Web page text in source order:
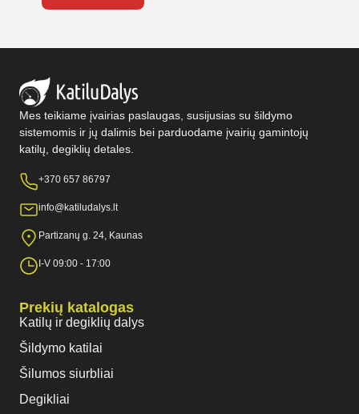
Mes teikiame įvairias paslaugas, susijusias su šildymo
sistemomis ir jų dalimis bei parduodame įvairių gamintojų
katilų, degiklių detales.
+370 657 86797
info@katiludalys.lt
Partizanų g. 24, Kaunas
I-V 09:00 - 17:00
Prekių katalogas
Katilų ir degiklių dalys
Šildymo katilai
Šilumos siurbliai
Degikliai